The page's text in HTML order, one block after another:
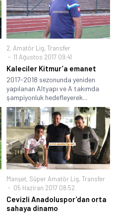
2. Amatör Lig, Transfer
11 Ağustos 2017 09:41
Kaleciler Kitmur’a emanet
2017-2018 sezonunda yeniden
yapılanan Altyapı ve A takımda
şampiyonluk hedefleyerek...
Manşet, Süper Amatör Lig, Transfer
05 Haziran 2017 08:52
Cevizli Anadoluspor’dan orta
sahaya dinamo